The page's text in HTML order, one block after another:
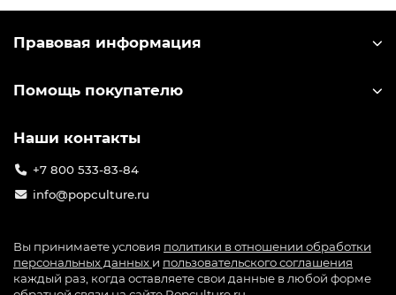
Правовая информация
Помощь покупателю
Наши контакты
+7 800 533-83-84
info@popculture.ru
Вы принимаете условия политики в отношении обработки
персональных данных и пользовательского соглашения
каждый раз, когда оставляете свои данные в любой форме